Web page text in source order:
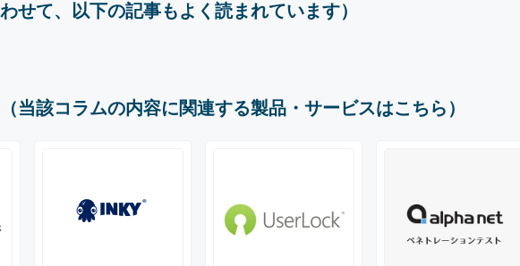
せて、以下の記事もよく読まれています）
当該コラムの内容に関連する製品・サービスはこちら）